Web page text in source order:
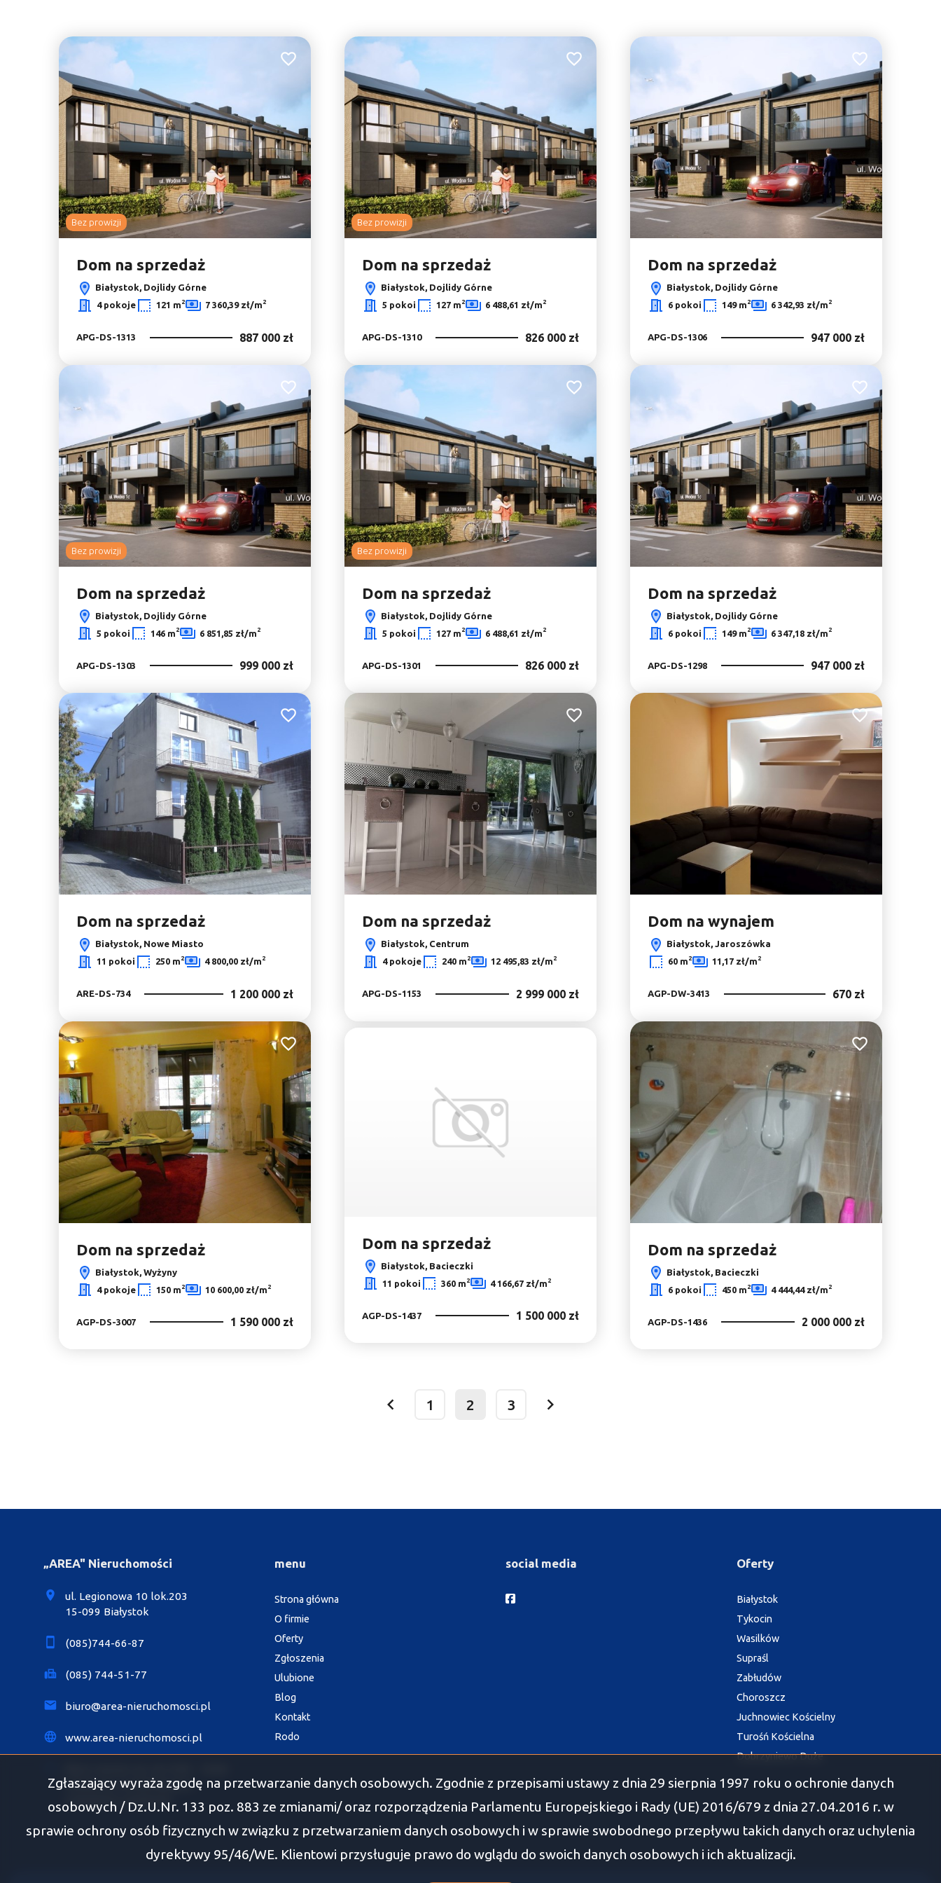
Leaflet|© OpenMapTiles
Bez prowizji
Dodaj do ulubionych
Dom na sprzedaż
Białystok, Dojlidy Górne
4 pokoje
121 m2 7 360,39 zł/m2
APG-DS-1313 887 000 zł
Bez prowizji
Dodaj do ulubionych
Dom na sprzedaż
Białystok, Dojlidy Górne
5 pokoi
127 m2 6 488,61 zł/m2
APG-DS-1310 826 000 zł
Dodaj do ulubionych
Dom na sprzedaż
Białystok, Dojlidy Górne
6 pokoi
149 m2 6 342,93 zł/m2
APG-DS-1306 947 000 zł
Bez prowizji
Dodaj do ulubionych
Dom na sprzedaż
Białystok, Dojlidy Górne
5 pokoi
146 m2 6 851,85 zł/m2
APG-DS-1303 999 000 zł
Bez prowizji
Dodaj do ulubionych
Dom na sprzedaż
Białystok, Dojlidy Górne
5 pokoi
127 m2 6 488,61 zł/m2
APG-DS-1301 826 000 zł
Dodaj do ulubionych
Dom na sprzedaż
Białystok, Dojlidy Górne
6 pokoi
149 m2 6 347,18 zł/m2
APG-DS-1298 947 000 zł
Dodaj do ulubionych
Dom na sprzedaż
Białystok, Nowe Miasto
11 pokoi
250 m2 4 800,00 zł/m2
ARE-DS-734 1 200 000 zł
Dodaj do ulubionych
Dom na sprzedaż
Białystok, Centrum
4 pokoje
240 m2 12 495,83 zł/m2
APG-DS-1153 2 999 000 zł
Dodaj do ulubionych
Dom na wynajem
Białystok, Jaroszówka
60 m2 11,17 zł/m2
AGP-DW-3413 670 zł
Dodaj do ulubionych
Dom na sprzedaż
Białystok, Wyżyny
4 pokoje
150 m2 10 600,00 zł/m2
AGP-DS-3007 1 590 000 zł
Dodaj do ulubionych
Dom na sprzedaż
Białystok, Bacieczki
11 pokoi
360 m2 4 166,67 zł/m2
AGP-DS-1437 1 500 000 zł
Dodaj do ulubionych
Dom na sprzedaż
Białystok, Bacieczki
6 pokoi
450 m2 4 444,44 zł/m2
AGP-DS-1436 2 000 000 zł
1 2 3
„AREA" Nieruchomości
ul. Legionowa 10 lok.203
15-099 Białystok
(085)744-66-87
(085) 744-51-77
biuro@area-nieruchomosci.pl
www.area-nieruchomosci.pl
Soboty po wcześniejszym
umówieniu spotkania
menu
Strona główna
O firmie
Oferty
Zgłoszenia
Ulubione
Blog
Kontakt
Rodo
social media
Facebook
Oferty
Białystok
Tykocin
Wasilków
Supraśl
Zabłudów
Choroszcz
Juchnowiec Kościelny
Turośń Kościelna
Dobrzyniewo Duże
Zgłaszający wyraża zgodę na przetwarzanie danych osobowych. Zgodnie z przepisami ustawy z dnia 29 sierpnia 1997 roku o ochronie danych
osobowych / Dz.U.Nr. 133 poz. 883 ze zmianami/ oraz rozporządzenia Parlamentu Europejskiego i Rady (UE) 2016/679 z dnia 27.04.2016 r. w
sprawie ochrony osób fizycznych w związku z przetwarzaniem danych osobowych i w sprawie swobodnego przepływu takich danych oraz uchylenia
dyrektywy 95/46/WE. Klientowi przysługuje prawo do wglądu do swoich danych osobowych i ich aktualizacji.